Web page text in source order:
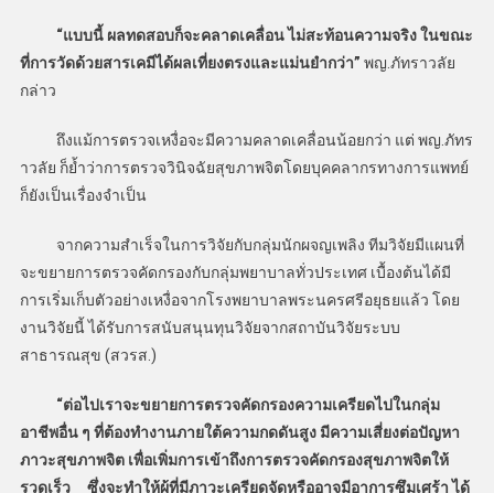
“แบบนี้ ผลทดสอบก็จะคลาดเคลื่อน ไม่สะท้อนความจริง ในขณะ
ที่การวัดด้วยสารเคมีได้ผลเที่ยงตรงและแม่นยำกว่า” พญ.ภัทราวลัย
กล่าว
ถึงแม้การตรวจเหงื่อจะมีความคลาดเคลื่อนน้อยกว่า แต่ พญ.ภัทร
าวลัย ก็ย้ำว่าการตรวจวินิจฉัยสุขภาพจิตโดยบุคคลากรทางการแพทย์
ก็ยังเป็นเรื่องจำเป็น
จากความสำเร็จในการวิจัยกับกลุ่มนักผจญเพลิง ทีมวิจัยมีแผนที่
จะขยายการตรวจคัดกรองกับกลุ่มพยาบาลทั่วประเทศ เบื้องต้นได้มี
การเริ่มเก็บตัวอย่างเหงื่อจากโรงพยาบาลพระนครศรีอยุธยแล้ว โดย
งานวิจัยนี้ ได้รับการสนับสนุนทุนวิจัยจากสถาบันวิจัยระบบ
สาธารณสุข (สวรส.)
“ต่อไปเราจะขยายการตรวจคัดกรองความเครียดไปในกลุ่ม
อาชีพอื่น ๆ ที่ต้องทำงานภายใต้ความกดดันสูง มีความเสี่ยงต่อปัญหา
ภาวะสุขภาพจิต เพื่อเพิ่มการเข้าถึงการตรวจคัดกรองสุขภาพจิตให้
รวดเร็ว ซึ่งจะทำให้ผู้ที่มีภาวะเครียดจัดหรืออาจมีอาการซึมเศร้า ได้